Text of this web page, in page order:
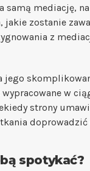
mediację,
zostanie
z
w
strony
spotykać?